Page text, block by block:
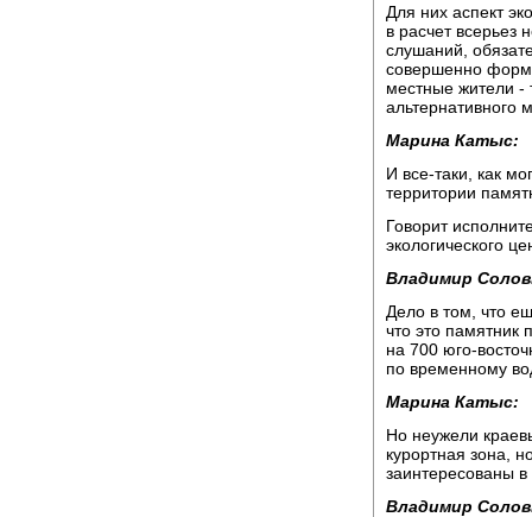
Для них аспект
в расчет
слушаний,
совершенно
местные жители -
альтернативного
Марина Катыс:
И все-таки, как
территории
Говорит
экологического
Владимир
Дело в том, что
что это памятник
на 700 юго-
по временному
Марина Катыс:
Но неужели
курортная зона,
заинтересованы
Владимир